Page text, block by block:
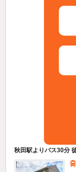
秋田駅よりバス30分